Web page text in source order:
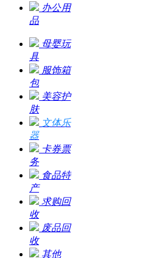
办公用
品
母婴玩
具
服饰箱
包
美容护
肤
文体乐
器
卡券票
务
食品特
产
求购回
收
废品回
收
其他